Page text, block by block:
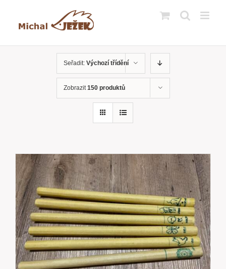
Seřadit: Výchozí třídění
Zobrazit150 produktů